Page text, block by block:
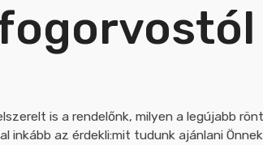
fogorvostól
is a rendelőnk, milyen a legújabb
az érdekli:mit tudunk ajánlani